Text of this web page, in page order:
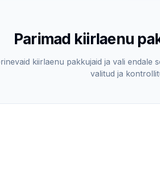
Parimad kiirlaenu
kiirlaenu pakkujaid ja vali endale
valitud ja